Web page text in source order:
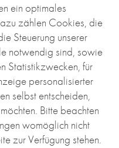
ein optimales
zählen Cookies, die
Steuerung unserer
notwendig sind, sowie
Statistikzwecken, für
personalisierter
selbst entscheiden,
Bitte beachten
womöglich nicht
zur Verfügung stehen.